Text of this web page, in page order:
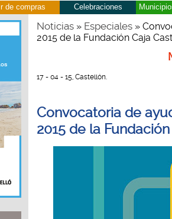
Ir de compras Celebraciones
Noticias» Especiales»
2015 de la Fundación Caja
17 - 04 - 15, Castellón.
Convocatoria de
2015 de la